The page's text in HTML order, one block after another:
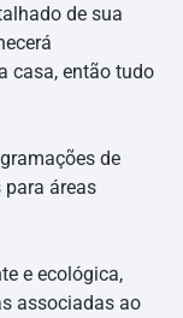
de sua
casa, então tudo
de
áreas
e ecológica,
associadas ao